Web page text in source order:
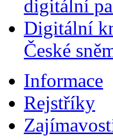
digitální
Digitální
České
Informace
Rejstříky